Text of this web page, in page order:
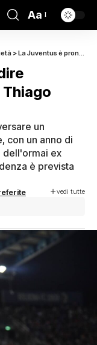
Aa
>La Juventus è pronta a dire ufficialmente “addio” a Thiago Motta
un
con un anno di
dell'ormai ex
è prevista
vedi tutte